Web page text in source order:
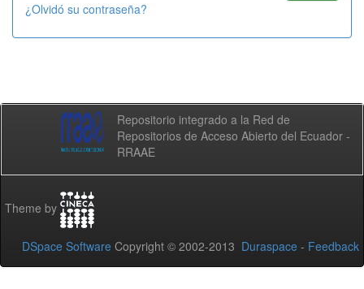
¿Olvidó su contraseña?
Repositorio integrado a la Red de
Repositorios de Acceso Abierto del Ecuador -
RRAAE
Theme by
DSpace Software Copyright © 2002-2013 Duraspace - Feedback